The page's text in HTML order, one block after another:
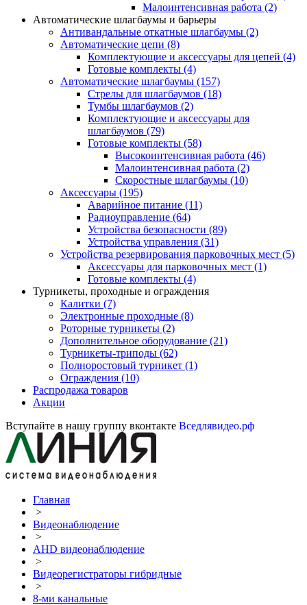
Малоинтенсивная работа (2)
Автоматические шлагбаумы и барьеры
Антивандальные откатные шлагбаумы (2)
Автоматические цепи (8)
Комплектующие и аксессуары для цепей (4)
Готовые комплекты (4)
Автоматические шлагбаумы (157)
Стрелы для шлагбаумов (18)
Тумбы шлагбаумов (2)
Комплектующие и аксессуары для
шлагбаумов (79)
Готовые комплекты (58)
Высокоинтенсивная работа (46)
Малоинтенсивная работа (2)
Скоростные шлагбаумы (10)
Аксессуары (195)
Аварийное питание (11)
Радиоуправление (64)
Устройства безопасности (89)
Устройства управления (31)
Устройства резервирования парковочных мест (5)
Аксессуары для парковочных мест (1)
Готовые комплекты (4)
Турникеты, проходные и ограждения
Калитки (7)
Электронные проходные (8)
Роторные турникеты (2)
Дополнительное оборудование (21)
Турникеты-триподы (62)
Полноростовый турникет (1)
Ограждения (10)
Распродажа товаров
Акции
Вступайте в нашу группу вконтакте Вседлявидео.рф
Главная
>
Видеонаблюдение
>
AHD видеонаблюдение
>
Видеорегистраторы гибридные
>
8-ми канальные